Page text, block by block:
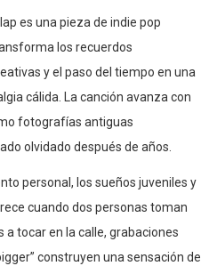
es una pieza de indie pop
los recuerdos
y el paso del tiempo en una
cálida. La canción avanza con
fotografías antiguas
olvidado después de años.
personal, los sueños juveniles y
cuando dos personas toman
tocar en la calle, grabaciones
construyen una sensación de